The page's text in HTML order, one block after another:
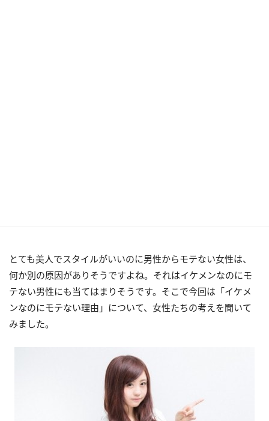
とても美人でスタイルがいいのに男性からモテない女性は、
何か別の原因がありそうですよね。それはイケメンなのにモ
テない男性にも当てはまりそうです。そこで今回は「イケメ
ンなのにモテない理由」について、女性たちの考えを聞いて
みました。